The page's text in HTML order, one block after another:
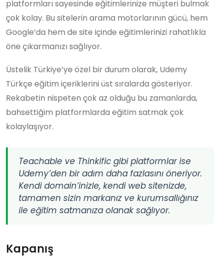
platformları sayesinde eğitimlerinize müşteri bulmak
çok kolay. Bu sitelerin arama motorlarının gücü, hem
Google’da hem de site içinde eğitimlerinizi rahatlıkla
öne çıkarmanızı sağlıyor.
Üstelik Türkiye’ye özel bir durum olarak, Udemy
Türkçe eğitim içeriklerini üst sıralarda gösteriyor.
Rekabetin nispeten çok az olduğu bu zamanlarda,
bahsettiğim platformlarda eğitim satmak çok
kolaylaşıyor.
Teachable ve Thinkific gibi platformlar ise
Udemy’den bir adım daha fazlasını öneriyor.
Kendi domain’inizle, kendi web sitenizde,
tamamen sizin markanız ve kurumsallığınız
ile eğitim satmanıza olanak sağlıyor.
Kapanış